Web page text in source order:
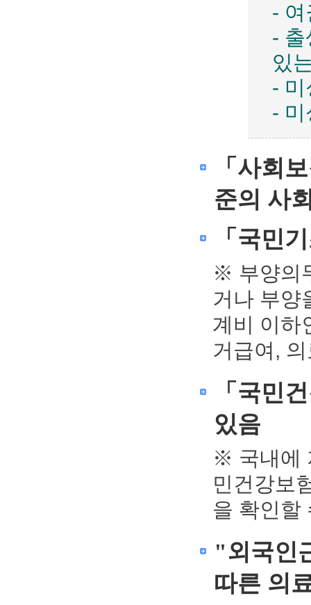
- 여
- 출
있
- 미
- 미
「사회
준의 사
「국민
※ 부양의
거나 부양
계비 이하
거급여,
「국민
있음
※ 국내에
민건강보
을 확인할
"외국인
따른 의